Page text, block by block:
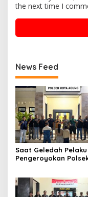
the next time I
News Feed
Saat Geledah Pelaku
Pengeroyokan
Amankan Satu Pria
Wanita Terungkap